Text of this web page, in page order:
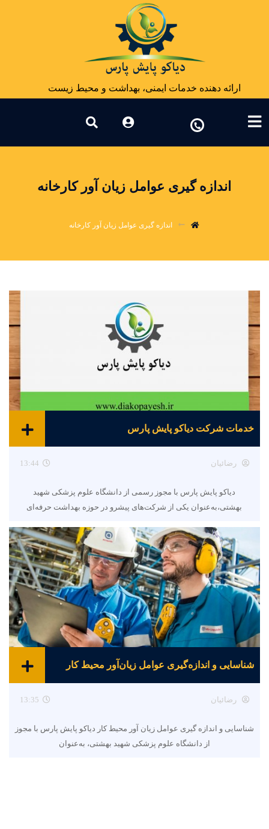
ارائه دهنده خدمات ایمنی، بهداشت و محیط زیست
اندازه گیری عوامل زیان آور کارخانه
اندازه گیری عوامل زیان آور کارخانه
خدمات شرکت دیاکو پایش پارس
رضائیان 13:44
دیاکو پایش پارس با مجوز رسمی از دانشگاه علوم پزشکی شهید
بهشتی،به‌عنوان یکی از شرکت‌های پیشرو در حوزه بهداشت حرفه‌ای
شناسایی و اندازه‌گیری عوامل زیان‌آور محیط کار
رضائیان 13:35
شناسایی و اندازه گیری عوامل زیان آور محیط کار دیاکو پایش پارس با مجوز
از دانشگاه علوم پزشکی شهید بهشتی، به‌عنوان